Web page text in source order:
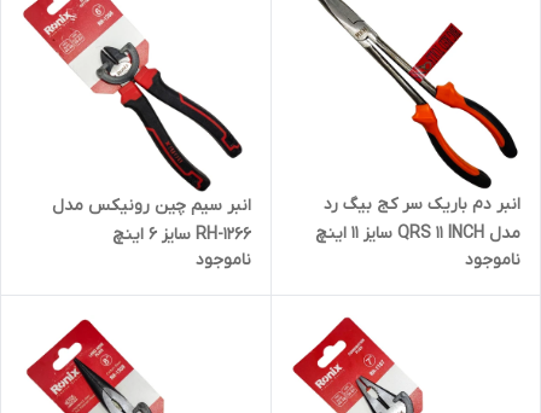
انبر دم باریک سر کج بیگ رد
مدل QRS 11 INCH سایز 11 اینچ
ناموجود
انبر سیم چین رونیکس مدل
RH-1266 سایز 6 اینچ
ناموجود